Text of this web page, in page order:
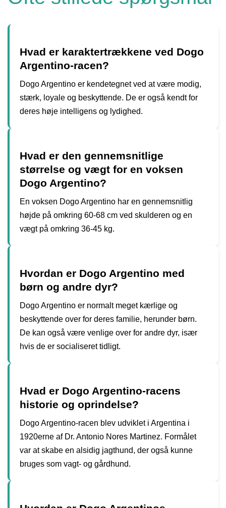
Hvad er karaktertrækkene ved Dogo
Argentino-racen?
Dogo Argentino er kendetegnet ved at være modig,
stærk, loyale og beskyttende. De er også kendt for
deres høje intelligens og lydighed.
Hvad er den gennemsnitlige
størrelse og vægt for en voksen
Dogo Argentino?
En voksen Dogo Argentino har en gennemsnitlig
højde på omkring 60-68 cm ved skulderen og en
vægt på omkring 36-45 kg.
Hvordan er Dogo Argentino med
børn og andre dyr?
Dogo Argentino er normalt meget kærlige og
beskyttende over for deres familie, herunder børn.
De kan også være venlige over for andre dyr, især
hvis de er socialiseret tidligt.
Hvad er Dogo Argentino-racens
historie og oprindelse?
Dogo Argentino-racen blev udviklet i Argentina i
1920erne af Dr. Antonio Nores Martinez. Formålet
var at skabe en alsidig jagthund, der også kunne
bruges som vagt- og gårdhund.